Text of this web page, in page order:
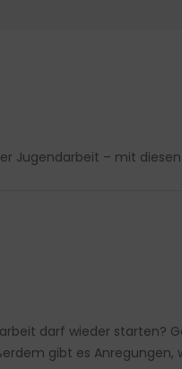
Jugendarbeit – mit
darf wieder starten?
gibt es